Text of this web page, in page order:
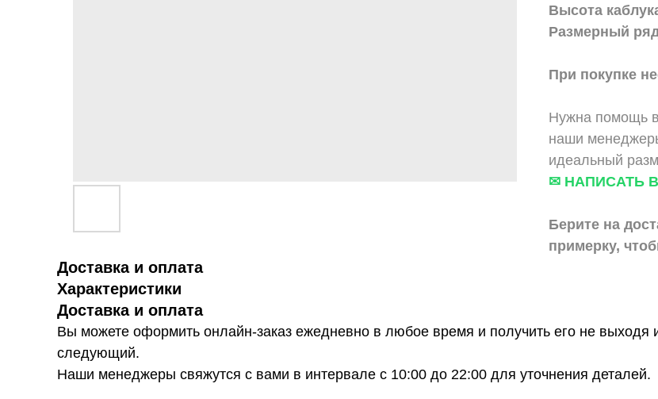
Высота
Размерный
При покупке
Нужна помощь
наши
идеальный
✉ НАПИСАТЬ
Берите на
примерку,
Доставка и оплата
Характеристики
Доставка и оплата
Вы можете оформить онлайн-заказ ежедневно в любое время и получить его не
следующий.
Наши менеджеры свяжутся с вами в интервале с 10:00 до 22:00 для уточнения деталей.